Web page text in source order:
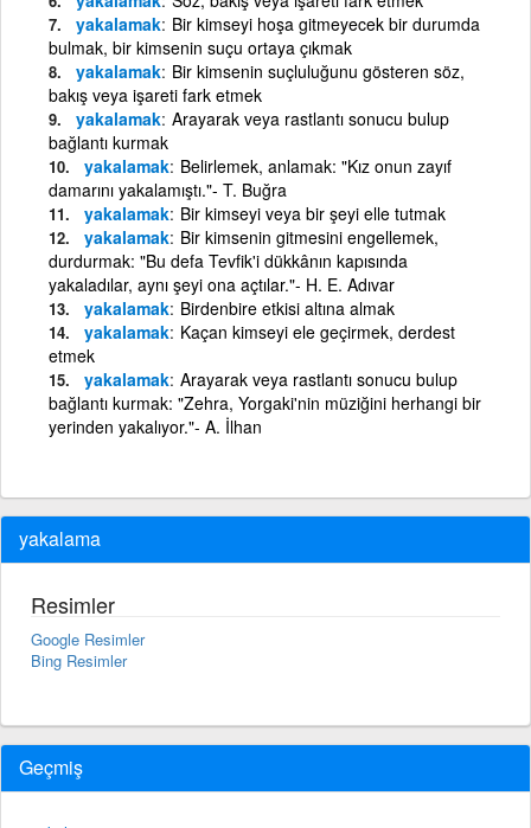
yakalamak Bir kimseyi hoşa gitmeyecek bir durumda
bulmak, bir kimsenin suçu ortaya çıkmak
yakalamak Bir kimsenin suçluluğunu gösteren söz,
bakış veya işareti fark etmek
yakalamak Arayarak veya rastlantı sonucu bulup
bağlantı kurmak
yakalamak Belirlemek, anlamak: "Kız onun zayıf
damarını yakalamıştı."- T. Buğra
yakalamak Bir kimseyi veya bir şeyi elle tutmak
yakalamak Bir kimsenin gitmesini engellemek,
durdurmak: "Bu defa Tevfik'i dükkânın kapısında
yakaladılar, aynı şeyi ona açtılar."- H. E. Adıvar
yakalamak Birdenbire etkisi altına almak
yakalamak Kaçan kimseyi ele geçirmek, derdest
etmek
yakalamak Arayarak veya rastlantı sonucu bulup
bağlantı kurmak: "Zehra, Yorgaki'nin müziğini herhangi bir
yerinden yakalıyor."- A. İlhan
yakalama
Resimler
Google Resimler
Bing Resimler
Geçmiş